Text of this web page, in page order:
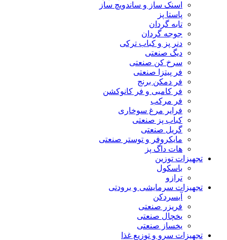
اسنک ساز و ساندویچ ساز
پاستا پز
تابه گردان
جوجه گردان
دنر پز و کباب ترکی
دیگ صنعتی
سرخ کن صنعتی
فر پیتزا صنعتی
فر دمکن برنج
فر کامبی و فر کانوکشن
فر مرکب
فرایر مرغ سوخاری
کباب پز صنعتی
گریل صنعتی
مایکروفر و توستر صنعتی
هات داگ پز
تجهیزات توزین
باسکول
ترازو
تجهیزات سرمایشی و برودتی
آبسردکن
فریزر صنعتی
یخچال صنعتی
یخساز صنعتی
تجهیزات سرو و توزیع غذا